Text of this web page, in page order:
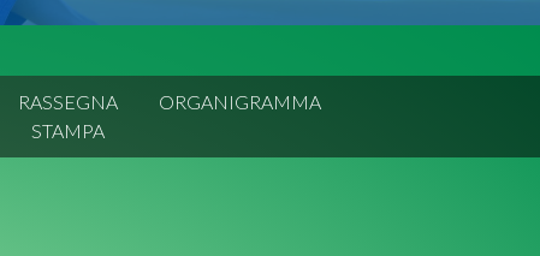
RASSEGNA
STAMPA
ORGANIGRAMMA